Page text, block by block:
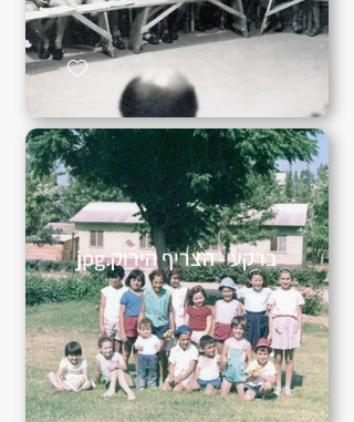
ברקע - הצריף הירוק.jpg